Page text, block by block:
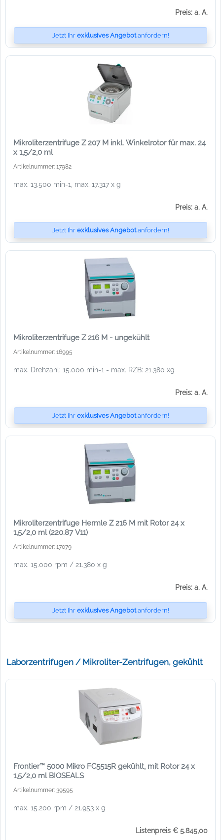
Preis: a. A.
Jetzt Ihr exklusives Angebotanfordern!
Mikroliterzentrifuge Z 207 M inkl. Winkelrotor für max. 24
x 1,5/2,0 ml
Artikelnummer: 17982
max. 13.500 min-1, max. 17.317 x g
Preis: a. A.
Jetzt Ihr exklusives Angebotanfordern!
Mikroliterzentrifuge Z 216 M - ungekühlt
Artikelnummer: 16995
max. Drehzahl: 15.000 min-1 - max. RZB: 21.380 xg
Preis: a. A.
Jetzt Ihr exklusives Angebotanfordern!
Mikroliterzentrifuge Hermle Z 216 M mit Rotor 24 x
1,5/2,0 ml (220.87 V11)
Artikelnummer: 17079
max. 15.000 rpm / 21.380 x g
Preis: a. A.
Jetzt Ihr exklusives Angebotanfordern!
Laborzentrifugen / Mikroliter-Zentrifugen, gekühlt
Frontier™ 5000 Mikro FC5515R gekühlt, mit Rotor 24 x
1,5/2,0 ml BIOSEALS
Artikelnummer: 39595
max. 15.200 rpm / 21.953 x g
Listenpreis € 5.845,00